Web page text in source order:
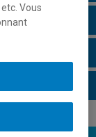
Vous